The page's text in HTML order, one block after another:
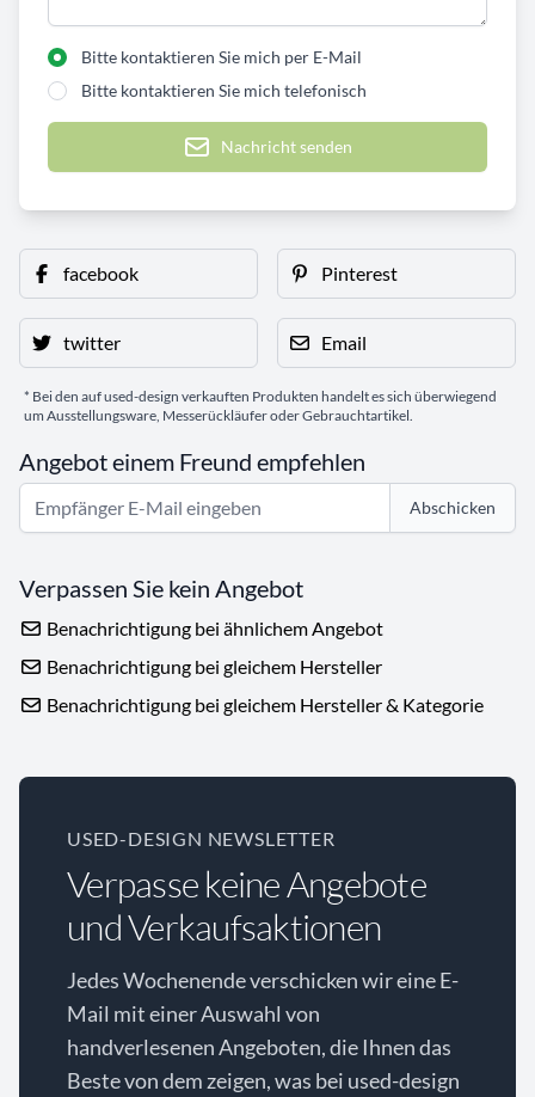
Bitte kontaktieren Sie mich per E-Mail
Bitte kontaktieren Sie mich telefonisch
Nachricht senden
facebook Pinterest
twitter Email
* Bei den auf used-design verkauften Produkten handelt es sich überwiegend
um Ausstellungsware, Messerückläufer oder Gebrauchtartikel.
Angebot einem Freund empfehlen
Abschicken
Verpassen Sie kein Angebot
Benachrichtigung bei ähnlichem Angebot
Benachrichtigung bei gleichem Hersteller
Benachrichtigung bei gleichem Hersteller & Kategorie
USED-DESIGN NEWSLETTER
Verpasse keine Angebote
und Verkaufsaktionen
Jedes Wochenende verschicken wir eine E-
Mail mit einer Auswahl von
handverlesenen Angeboten, die Ihnen das
Beste von dem zeigen, was bei used-design